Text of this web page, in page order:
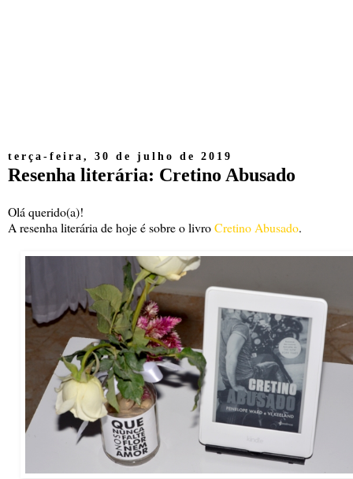
terça-feira, 30 de julho de 2019
Resenha literária: Cretino Abusado
Olá querido(a)!
A resenha literária de hoje é sobre o livroCretino Abusado.